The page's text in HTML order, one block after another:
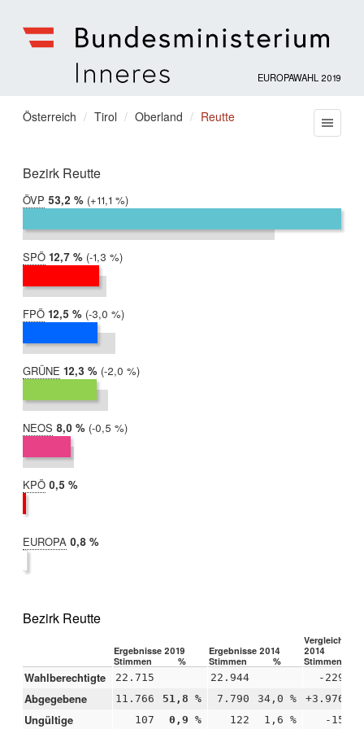
für
Inneres
EUROPAWAHL 2019
Sie
hier:
Österreich Tirol Oberland Reutte
Bezirk Reutte
ÖVP 2019:
53,2 %
2014:
42,2 %
Differenz:
+11,1 %
SPÖ 2019:
12,7 %
2014:
14,0 %
Differenz:
-1,3 %
FPÖ 2019:
12,5 %
2014:
15,5 %
Differenz:
-3,0 %
GRÜNE 2019:
12,3 %
2014:
14,3 %
Differenz:
-2,0 %
NEOS 2019:
8,0 %
2014:
8,6 %
Differenz:
-0,5 %
KPÖ 2019:
0,5 %
EUROPA 2019:
0,8 %
Bezirk Reutte
Ergebnisse 2019 Ergebnisse 2014
Vergleich
2014
Stimmen
% Stimmen % Stimmen
Wahlberechtigte 22.715 22.944 -229
Abgegebene 11.766 51,8 % 7.790 34,0 % +3.976
Ungültige 107 0,9 % 122 1,6 % -15